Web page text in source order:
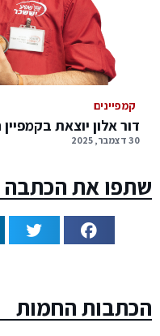
קמפיינים
דור אלון יוצאת
30 דצמבר, 2025
שתפו את הכתבה
הכתבות החמות